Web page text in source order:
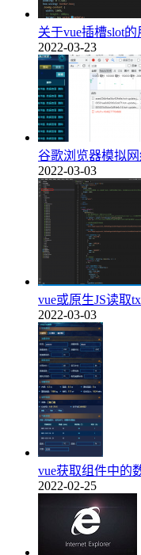
关于vue插槽slot
2022-03-23
谷歌浏览器模拟
2022-03-03
vue或原生JS读取
2022-03-03
vue获取组件中的
2022-02-25